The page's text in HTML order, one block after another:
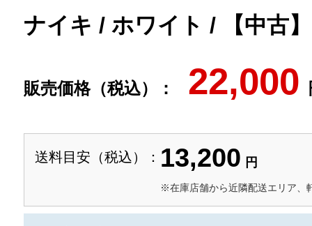
ナイキ / ホワイト / 【中古
販売価格（税込）： 22,000
送料目安（税込）： 13,200 円
※在庫店舗から近隣配送エリア、